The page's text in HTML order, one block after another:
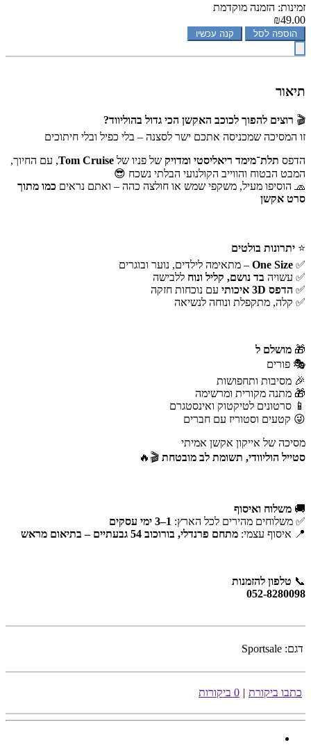
זמינות: הזמנה מוקדמת
₪49.00
הוספה לסל קנה עכשיו
תיאור
🎬 רוצים להפוך לכוכב האקשן הכי גדול בהוליווד?
זו המסיכה שמכניסה אתכם ישר לסצנה – בלי כפיל ובלי חיתוכים
הדפס תלת־מימד ריאליסטי ומדויק של פניו של Tom Cruise, עם החיוך,
המבט הבטוח והווייב הקולנועי הבלתי נשכח 😎
🧢 הוסיפו מעיל, משקפי שמש או חולצה כהה – ואתם נראים כמו מתוך
סרט אקשן
⭐ יתרונות בולטים
✅
One Size – מתאימה לילדים, נוער ובוגרים
✅ עשויה בד נושם, קליל ונוח ללבישה
✅ הדפס 3D איכותי
עם נוכחות חזקה
✅ קלה, מתקפלת ונוחה לנשיאה
🎁 מושלם ל
🎭 פורים
🎉 מסיבות ותחפושות
🎁 מתנה מקורית ומרשימה
📱 סרטונים לטיקטוק ואינסטגרם
😜 קטעים וסטוריז עם חברים
מסיכה של אייקון אקשן אמיתי
סטייל הוליוודי, תשומת לב מובטחת 🎬🔥
🚚 משלוח ואיסוף
✅ משלוחים מהירים לכל הארץ: 1–3 ימי עסקים
📍 איסוף עצמי: מתחם פרנדלי, בורוכוב 54 גבעתיים – בתיאום מראש
📞 טלפון להזמנות
052-8280098
דגם: Sportsale
כתבו ביקורת | 0 ביקורות